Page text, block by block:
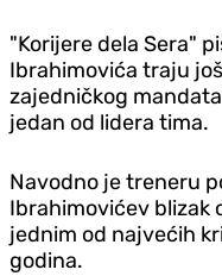
"Korijere dela Sera"
Ibrahimovića traju
zajedničkog
jedan od lidera tima.
Navodno je treneru
Ibrahimovićev blizak
jednim od najvećih
godina.